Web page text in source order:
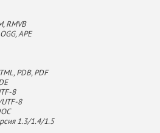
RMVB
APE
PDB, PDF
8
8
1.3/1.4/1.5